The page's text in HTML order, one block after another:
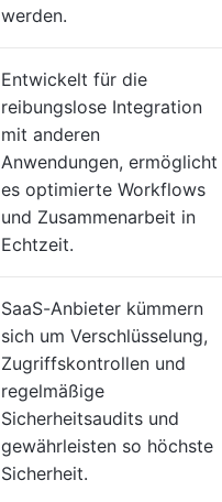
werden.
Entwickelt für die
reibungslose Integration
mit anderen
Anwendungen, ermöglicht
es optimierte Workflows
und Zusammenarbeit in
Echtzeit.
SaaS-Anbieter kümmern
sich um Verschlüsselung,
Zugriffskontrollen und
regelmäßige
Sicherheitsaudits und
gewährleisten so höchste
Sicherheit.